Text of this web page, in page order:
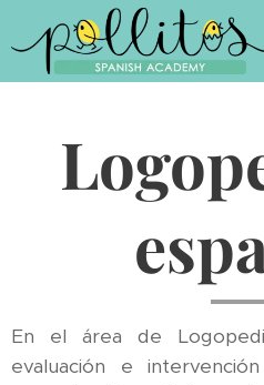
En el área de
evaluación e